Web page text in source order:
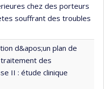
chez des porteurs
souffrant des troubles
d&apos;un plan de
des
II : étude clinique